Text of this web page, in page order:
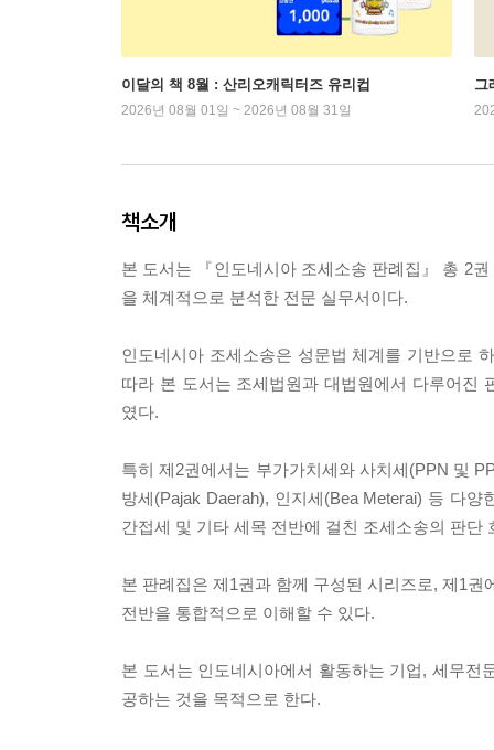
이달의 책 8월 : 산리오캐릭터즈 유리컵
2026년 08월 01일 ~ 2026년 08월 31일
그
책소개
본 도서는 『인도네시아 조세소송 판례집』 총 2
을 체계적으로 분석한 전문 실무서이다.
인도네시아 조세소송은 성문법 체계를 기반으로
따라 본 도서는 조세법원과 대법원에서 다루어진
였다.
특히 제2권에서는 부가가치세와 사치세(PPN 및
방세(Pajak Daerah), 인지세(Bea Meterai) 등 다
간접세 및 기타 세목 전반에 걸친 조세소송의 판단
본 판례집은 제1권과 함께 구성된 시리즈로, 제1
전반을 통합적으로 이해할 수 있다.
본 도서는 인도네시아에서 활동하는 기업, 세무
공하는 것을 목적으로 한다.